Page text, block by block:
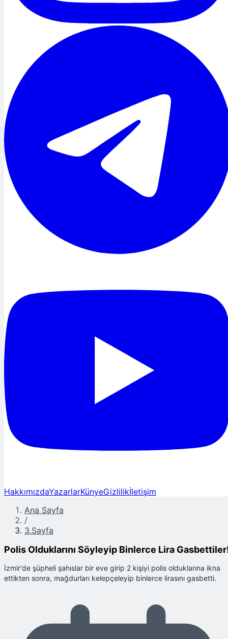
HakkımızdaYazarlarKünyeGizlilikİletişim
Ana Sayfa
/
3.Sayfa
Polis Olduklarını Söyleyip Binlerce Lira
İzmir'de şüpheli şahıslar bir eve girip 2 kişiyi polis olduklarına ikna
ettikten sonra, mağdurları kelepçeleyip binlerce lirasını gasbetti.